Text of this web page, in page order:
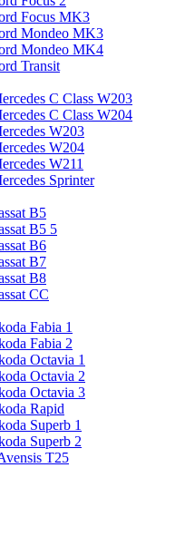
Focus MK3
Mondeo MK3
Mondeo MK4
Transit
C Class W203
C Class W204
W203
W204
W211
Sprinter
B5
B5 5
B6
B7
B8
CC
Fabia 1
Fabia 2
Octavia 1
Octavia 2
Octavia 3
Rapid
Superb 1
Superb 2
T25